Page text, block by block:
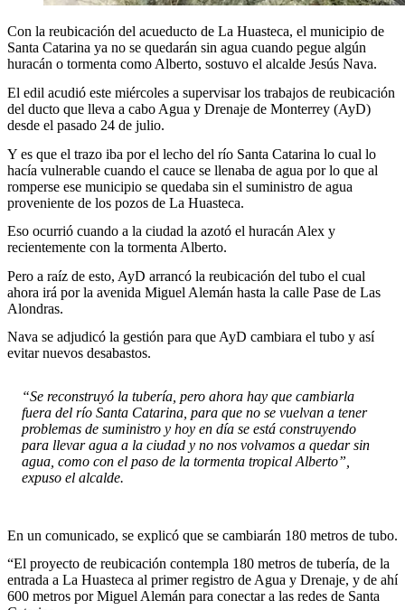
Con la reubicación del acueducto de La Huasteca, el municipio de
Santa Catarina ya no se quedarán sin agua cuando pegue algún
huracán o tormenta como Alberto, sostuvo el alcalde Jesús Nava.
El edil acudió este miércoles a supervisar los trabajos de reubicación
del ducto que lleva a cabo Agua y Drenaje de Monterrey (AyD)
desde el pasado 24 de julio.
Y es que el trazo iba por el lecho del río Santa Catarina lo cual lo
hacía vulnerable cuando el cauce se llenaba de agua por lo que al
romperse ese municipio se quedaba sin el suministro de agua
proveniente de los pozos de La Huasteca.
Eso ocurrió cuando a la ciudad la azotó el huracán Alex y
recientemente con la tormenta Alberto.
Pero a raíz de esto, AyD arrancó la reubicación del tubo el cual
ahora irá por la avenida Miguel Alemán hasta la calle Pase de Las
Alondras.
Nava se adjudicó la gestión para que AyD cambiara el tubo y así
evitar nuevos desabastos.
“Se reconstruyó la tubería, pero ahora hay que cambiarla
fuera del río Santa Catarina, para que no se vuelvan a tener
problemas de suministro y hoy en día se está construyendo
para llevar agua a la ciudad y no nos volvamos a quedar sin
agua, como con el paso de la tormenta tropical Alberto”,
expuso el alcalde.
En un comunicado, se explicó que se cambiarán 180 metros de tubo.
“El proyecto de reubicación contempla 180 metros de tubería, de la
entrada a La Huasteca al primer registro de Agua y Drenaje, y de ahí
600 metros por Miguel Alemán para conectar a las redes de Santa